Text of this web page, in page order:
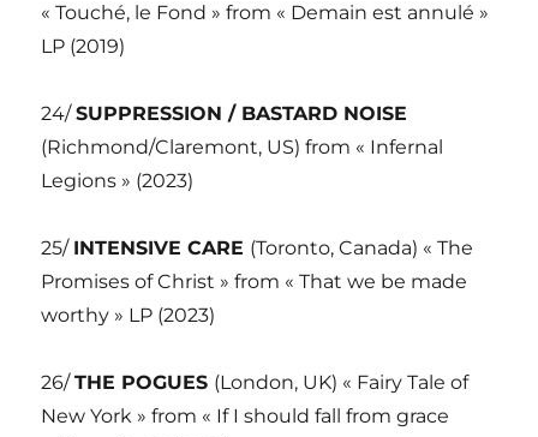
« Touché, le Fond » from « Demain est annulé »
LP (2019)
24/SUPPRESSION / BASTARD NOISE
(Richmond/Claremont, US) from « Infernal
Legions » (2023)
25/ INTENSIVE CARE (Toronto, Canada) « The
Promises of Christ » from « That we be made
worthy » LP (2023)
26/THE POGUES (London, UK) « Fairy Tale of
New York » from « If I should fall from grace